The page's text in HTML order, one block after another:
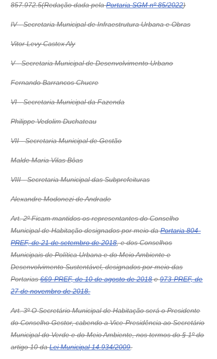
857.972.5(Redação dada pelaPortaria SGM nº 85/2022)
IV - Secretaria Municipal de Infraestrutura Urbana e Obras
Vitor Levy Castex Aly
V - Secretaria Municipal de Desenvolvimento Urbano
Fernando Barrancos Chucre
VI - Secretaria Municipal da Fazenda
Philippe Vedolim Duchateau
VII - Secretaria Municipal de Gestão
Malde Maria Vilas Bôas
VIII - Secretaria Municipal das Subprefeituras
Alexandre Modonezi de Andrade
Art. 2º Ficam mantidos os representantes do Conselho
Municipal de Habitação designados por meio daPortaria 804-
PREF, de 21 de setembro de 2018, e dos Conselhos
Municipais de Política Urbana e do Meio Ambiente e
Desenvolvimento Sustentável, designados por meio das
Portarias669-PREF, de 10 de agosto de 2018e973-PREF, de
27 de novembro de 2018.
Art. 3º O Secretário Municipal de Habitação será o Presidente
do Conselho Gestor, cabendo a Vice-Presidência ao Secretário
Municipal do Verde e do Meio Ambiente, nos termos do § 1º do
artigo 10 daLei Municipal 14.934/2009.